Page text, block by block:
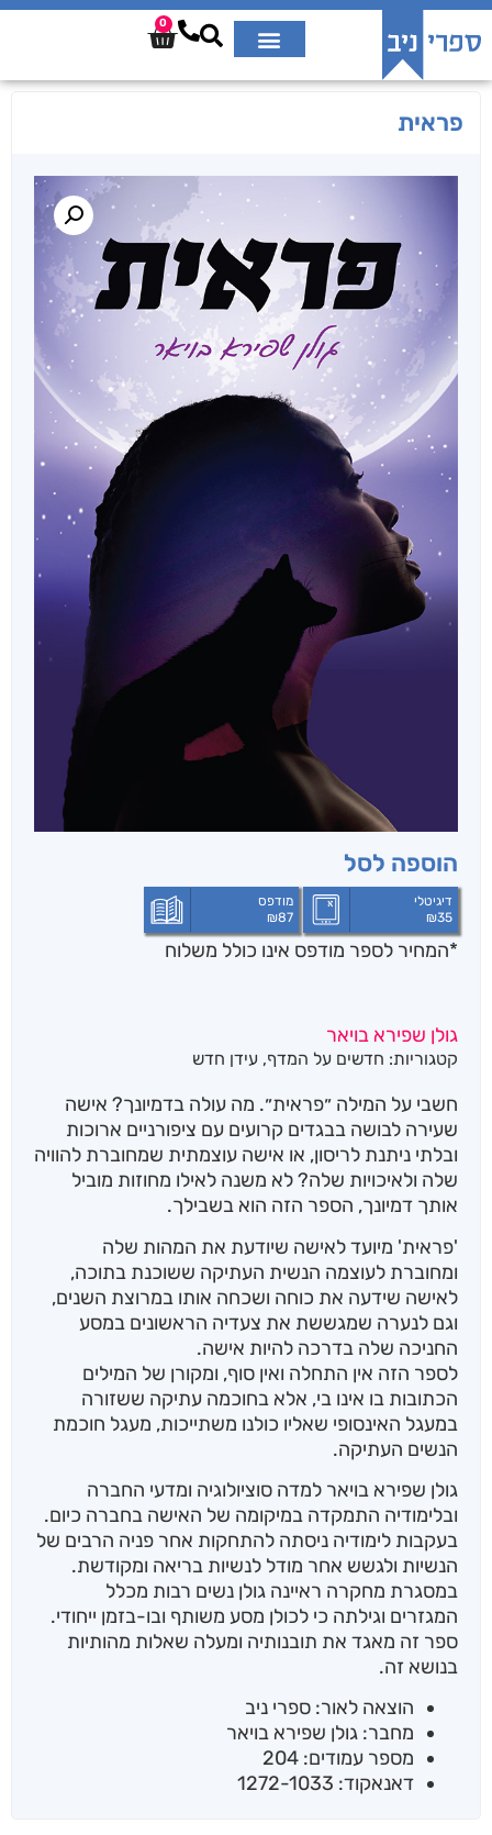
0
פראית
הוספה לסל
דיגיטלי
₪35
מודפס
₪87
*המחיר לספר מודפס אינו כולל משלוח
גולן שפירא בויאר
קטגוריות: חדשים על המדף, עידן חדש
חשבי על המילה ״פראית״. מה עולה בדמיונך? אישה
שעירה לבושה בבגדים קרועים עם ציפורניים ארוכות
ובלתי ניתנת לריסון, או אישה עוצמתית שמחוברת להוויה
שלה ולאיכויות שלה? לא משנה לאילו מחוזות מוביל
אותך דמיונך, הספר הזה הוא בשבילך.
'פראית' מיועד לאישה שיודעת את המהות שלה
ומחוברת לעוצמה הנשית העתיקה ששוכנת בתוכה,
לאישה שידעה את כוחה ושכחה אותו במרוצת השנים,
וגם לנערה שמגששת את צעדיה הראשונים במסע
החניכה שלה בדרכה להיות אישה.
לספר הזה אין התחלה ואין סוף, ומקורן של המילים
הכתובות בו אינו בי, אלא בחוכמה עתיקה ששזורה
במעגל האינסופי שאליו כולנו משתייכות, מעגל חוכמת
הנשים העתיקה.
גולן שפירא בויאר למדה סוציולוגיה ומדעי החברה
ובלימודיה התמקדה במיקומה של האישה בחברה כיום.
בעקבות לימודיה ניסתה להתחקות אחר פניה הרבים של
הנשיות ולגשש אחר מודל לנשיות בריאה ומקודשת.
במסגרת מחקרה ראיינה גולן נשים רבות מכלל
המגזרים וגילתה כי לכולן מסע משותף ובו-בזמן ייחודי.
ספר זה מאגד את תובנותיה ומעלה שאלות מהותיות
בנושא זה.
הוצאה לאור: ספרי ניב
מחבר: גולן שפירא בויאר
מספר עמודים: 204
דאנאקוד: 1272-1033